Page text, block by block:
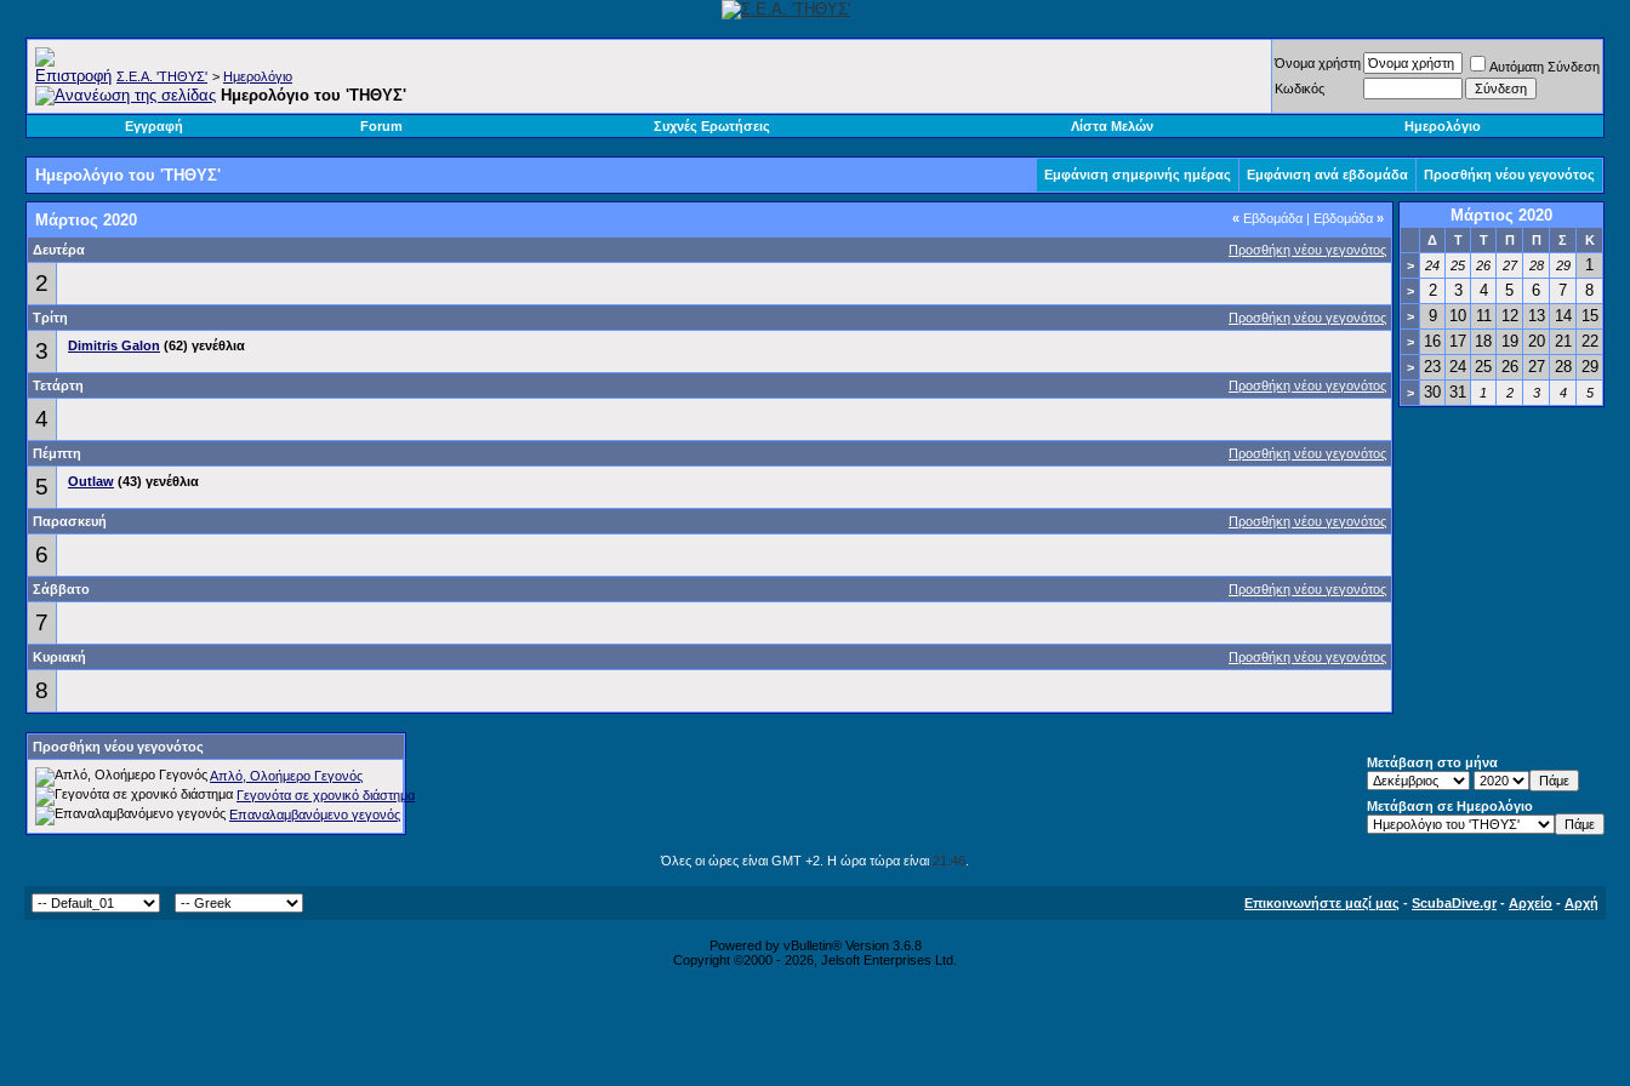
Σ.E.A. 'ΤΗΘΥΣ' > Ημερολόγιο
Ημερολόγιο του 'ΤΗΘΥΣ'
Όνομα χρήστη
Αυτόματη Σύνδεση
Κωδικός
Εγγραφή Forum Συχνές Ερωτήσεις Λίστα Μελών Ημερολόγιο
Ημερολόγιο του 'ΤΗΘΥΣ' Εμφάνιση σημερινής ημέρας Εμφάνιση ανά εβδομάδα Προσθήκη νέου γεγονότος
« Εβδομάδα | Εβδομάδα »
Μάρτιος 2020
Προσθήκη νέου γεγονότος
Δευτέρα
2
Προσθήκη νέου γεγονότος
Τρίτη
3 Dimitris Galon (62) γενέθλια
Προσθήκη νέου γεγονότος
Τετάρτη
4
Προσθήκη νέου γεγονότος
Πέμπτη
5 Outlaw (43) γενέθλια
Προσθήκη νέου γεγονότος
Παρασκευή
6
Προσθήκη νέου γεγονότος
Σάββατο
7
Προσθήκη νέου γεγονότος
Κυριακή
8
Μάρτιος 2020
Δ Τ Τ Π Π Σ
Κ
>
24 25 26 27 28 29 1
> 2 3 4 5 6 7 8
> 9 10 11 12 13 14 15
> 16 17 18 19 20 21 22
> 23 24 25 26 27 28 29
> 30 31 1 2 3 4 5
Προσθήκη νέου γεγονότος
Απλό, Ολοήμερο Γεγονός
Γεγονότα σε χρονικό διάστημα
Επαναλαμβανόμενο γεγονός
Μετάβαση στο μήνα
Μετάβαση σε Ημερολόγιο
Όλες οι ώρες είναι GMT +2. Η ώρα τώρα είναι 21:46
Επικοινωνήστε μαζί μας - ScubaDive.gr- Αρχείο - Αρχή
Powered by vBulletin® Version 3.6.8
Copyright ©2000 - 2026, Jelsoft Enterprises Ltd.